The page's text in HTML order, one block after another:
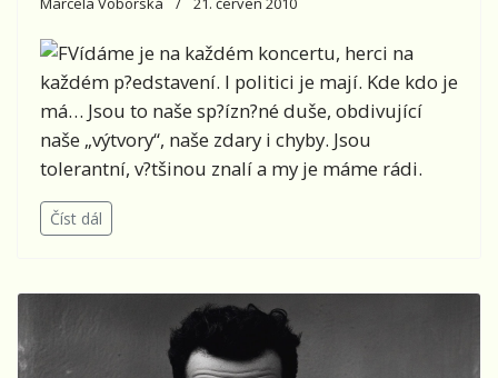
Vídáme je na každém koncertu, herci na
každém p?edstavení. I politici je mají. Kde kdo je
má… Jsou to naše sp?ízn?né duše, obdivující
naše „výtvory“, naše zdary i chyby. Jsou
tolerantní, v?tšinou znalí a my je máme rádi.
Číst dál